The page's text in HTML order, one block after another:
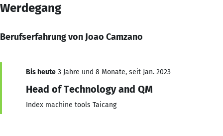
Werdegang
Berufserfahrung von Joao Camzano
Bis heute 3 Jahre und 8 Monate, seit Jan. 2023
Head of Technology and QM
Index machine tools Taicang